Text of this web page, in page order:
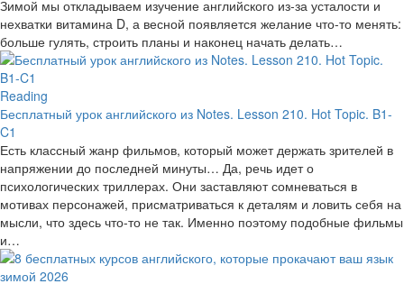
Зимой мы откладываем изучение английского из-за усталости и
нехватки витамина D, а весной появляется желание что-то менять:
больше гулять, строить планы и наконец начать делать…
Reading
Бесплатный урок английского из Notes. Lesson 210. Hot Topic. B1-
C1
Есть классный жанр фильмов, который может держать зрителей в
напряжении до последней минуты… Да, речь идет о
психологических триллерах. Они заставляют сомневаться в
мотивах персонажей, присматриваться к деталям и ловить себя на
мысли, что здесь что-то не так. Именно поэтому подобные фильмы
и…